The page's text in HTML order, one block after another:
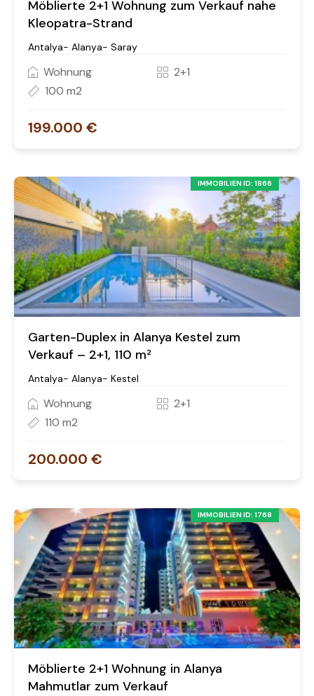
Möblierte 2+1 Wohnung zum Verkauf nahe
Kleopatra-Strand
Antalya- Alanya- Saray
Wohnung
2+1
100 m2
199.000 €
IMMOBILIEN ID: 1866
Garten-Duplex in Alanya Kestel zum
Verkauf – 2+1, 110 m²
Antalya- Alanya- Kestel
Wohnung
2+1
110 m2
200.000 €
IMMOBILIEN ID: 1768
Möblierte 2+1 Wohnung in Alanya
Mahmutlar zum Verkauf